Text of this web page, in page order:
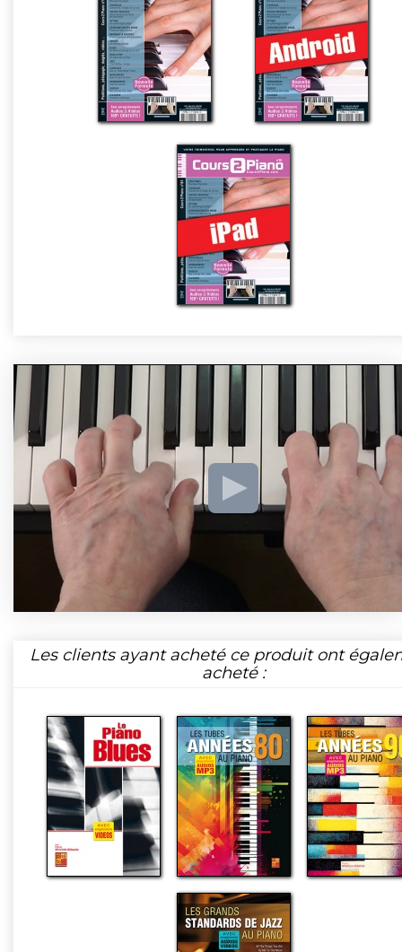
Les clients ayant acheté ce produit ont
acheté :